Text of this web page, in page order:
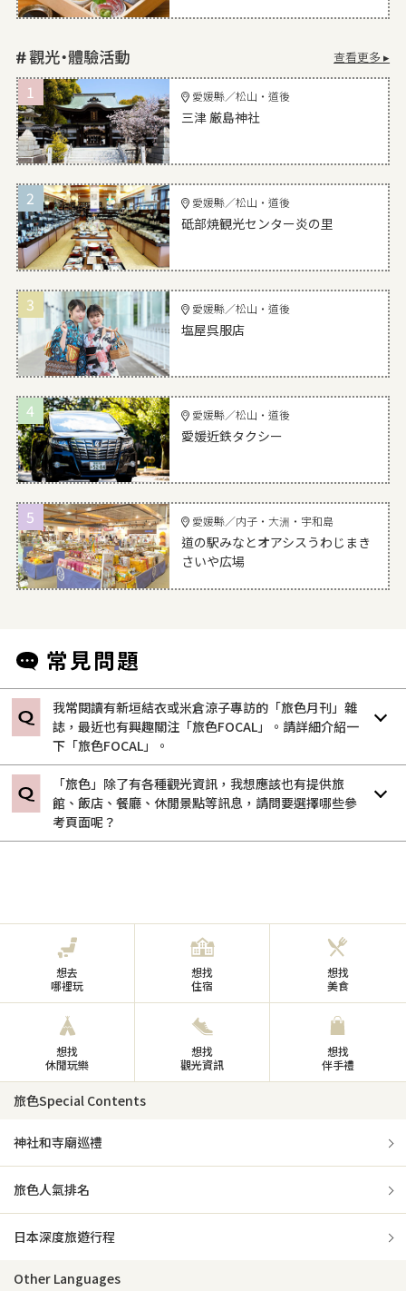
查看更多 ▸
1 愛媛縣／松山・道後
三津 厳島神社
2 愛媛縣／松山・道後
砥部焼観光センター炎の里
3 愛媛縣／松山・道後
塩屋呉服店
4 愛媛縣／松山・道後
愛媛近鉄タクシー
5 愛媛縣／内子・大洲・宇和島
道の駅みなとオアシスうわじまき
さいや広場
我常閱讀有新垣結衣或米倉涼子專訪的「旅色月刊」雜
誌，最近也有興趣關注「旅色FOCAL」。請詳細介紹一
下「旅色FOCAL」。
「旅色」除了有各種觀光資訊，我想應該也有提供旅
館、飯店、餐廳、休閒景點等訊息，請問要選擇哪些參
考頁面呢？
想去
哪裡玩
想找
住宿
想找
美食
想找
休閒玩樂
想找
觀光資訊
想找
伴手禮
旅色Special Contents
神社和寺廟巡禮
旅色人氣排名
日本深度旅遊行程
Other Languages